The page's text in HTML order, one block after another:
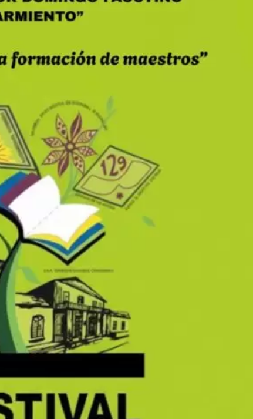
asistentes fueron testigos de sucesos que
a la “Cruzada de Milagros” postradas en sillas de
los médicos, manifestaron haber recibido sanidades
recabados, se registraron milagros creativos
el encuentro y el desarrollo de la prédica, la fe
de la oración general, las personas que tenían
de pie y comenzaron a dar pasos por cuenta
ante la mirada de la multitud.
el Dr. Enenche, médico de profesión, manifestó
"Es mi primera vez aquí y me siento como en
poder en la Argentina", declaró. El líder africano es
en Nigeria, posee capacidad para albergar a más